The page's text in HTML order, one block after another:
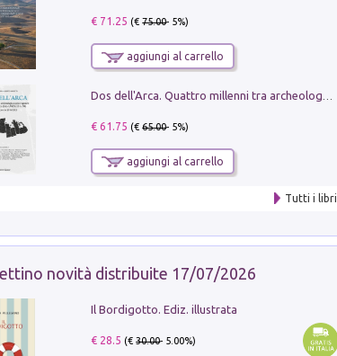
€ 71.25 (€75.00- 5%)
aggiungi al carrello
€ 61.75 (€65.00- 5%)
aggiungi al carrello
Tutti i libri
novità distribuite 17/07/2026
Il Bordigotto. Ediz. illustrata
€ 28.5 (€30.00- 5.00%)